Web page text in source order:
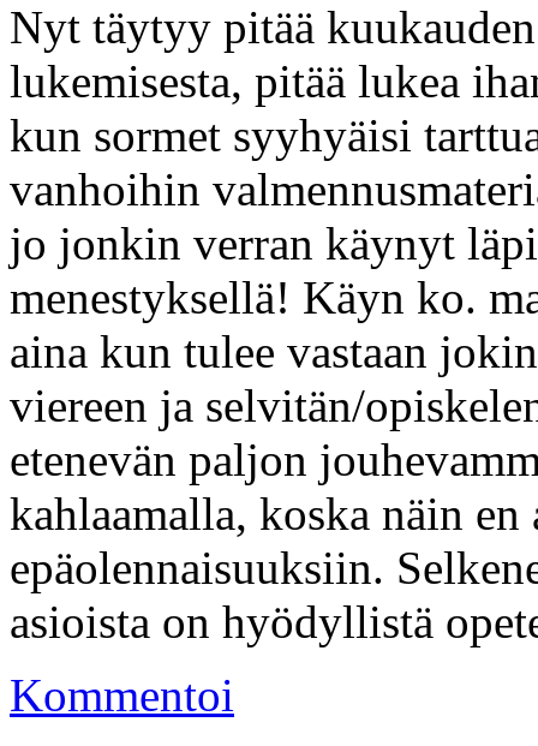
Nyt täytyy pitää
lukemisesta, pitää lukea
kun sormet syyhyäisi
vanhoihin
jo jonkin verran käynyt
menestyksellä! Käyn ko.
aina kun tulee vastaan
viereen ja selvitän/
etenevän paljon
kahlaamalla, koska näin en
epäolennaisuuksiin.
asioista on hyödyllistä
Kommentoi